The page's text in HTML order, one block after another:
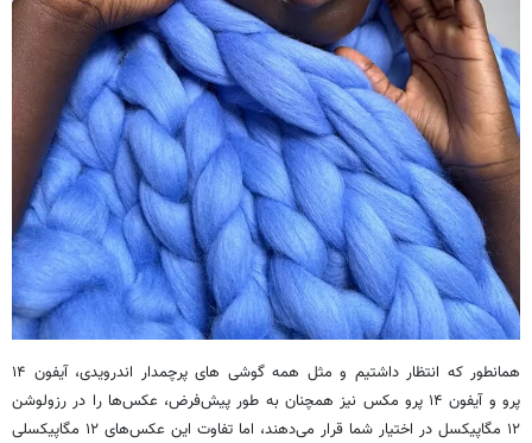
همانطور که انتظار داشتیم و مثل همه گوشی های پرچمدار اندرویدی، آیفون ۱۴
پرو و آیفون ۱۴ پرو مکس نیز همچنان به طور پیش‌فرض،‌ عکس‌ها را در رزولوشن
۱۲ مگاپیکسل در اختیار شما قرار می‌دهند، اما تفاوت این عکس‌های ۱۲ مگاپیکسلی